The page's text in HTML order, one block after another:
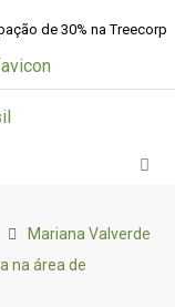
de 30% na Treecorp
Mariana Valverde
na área de